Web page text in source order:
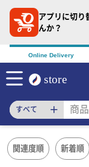
アプリに切り
んか？
Online Delivery
すべて
関連度順 新着順